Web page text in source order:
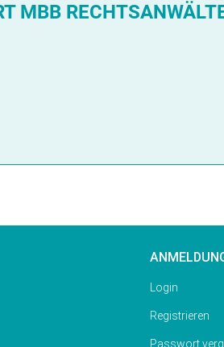
MBB
Login
Registrieren
Passwort